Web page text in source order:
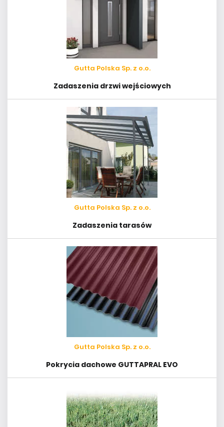
Gutta Polska Sp. z o.o.
Zadaszenia drzwi wejściowych
Gutta Polska Sp. z o.o.
Zadaszenia tarasów
Gutta Polska Sp. z o.o.
Pokrycia dachowe GUTTAPRAL EVO